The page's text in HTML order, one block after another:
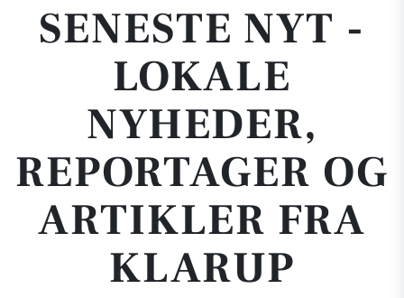
SENESTE NYT -
LOKALE
NYHEDER,
REPORTAGER OG
ARTIKLER FRA
KLARUP